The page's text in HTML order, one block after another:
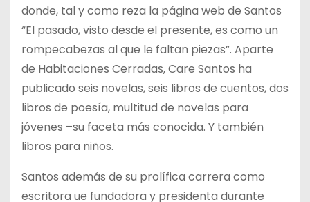
donde, tal y como reza la página web de Santos
“El pasado, visto desde el presente, es como un
rompecabezas al que le faltan piezas”. Aparte
de Habitaciones Cerradas, Care Santos ha
publicado seis novelas, seis libros de cuentos, dos
libros de poesía, multitud de novelas para
jóvenes –su faceta más conocida. Y también
libros para niños.
Santos además de su prolífica carrera como
escritora ue fundadora y presidenta durante